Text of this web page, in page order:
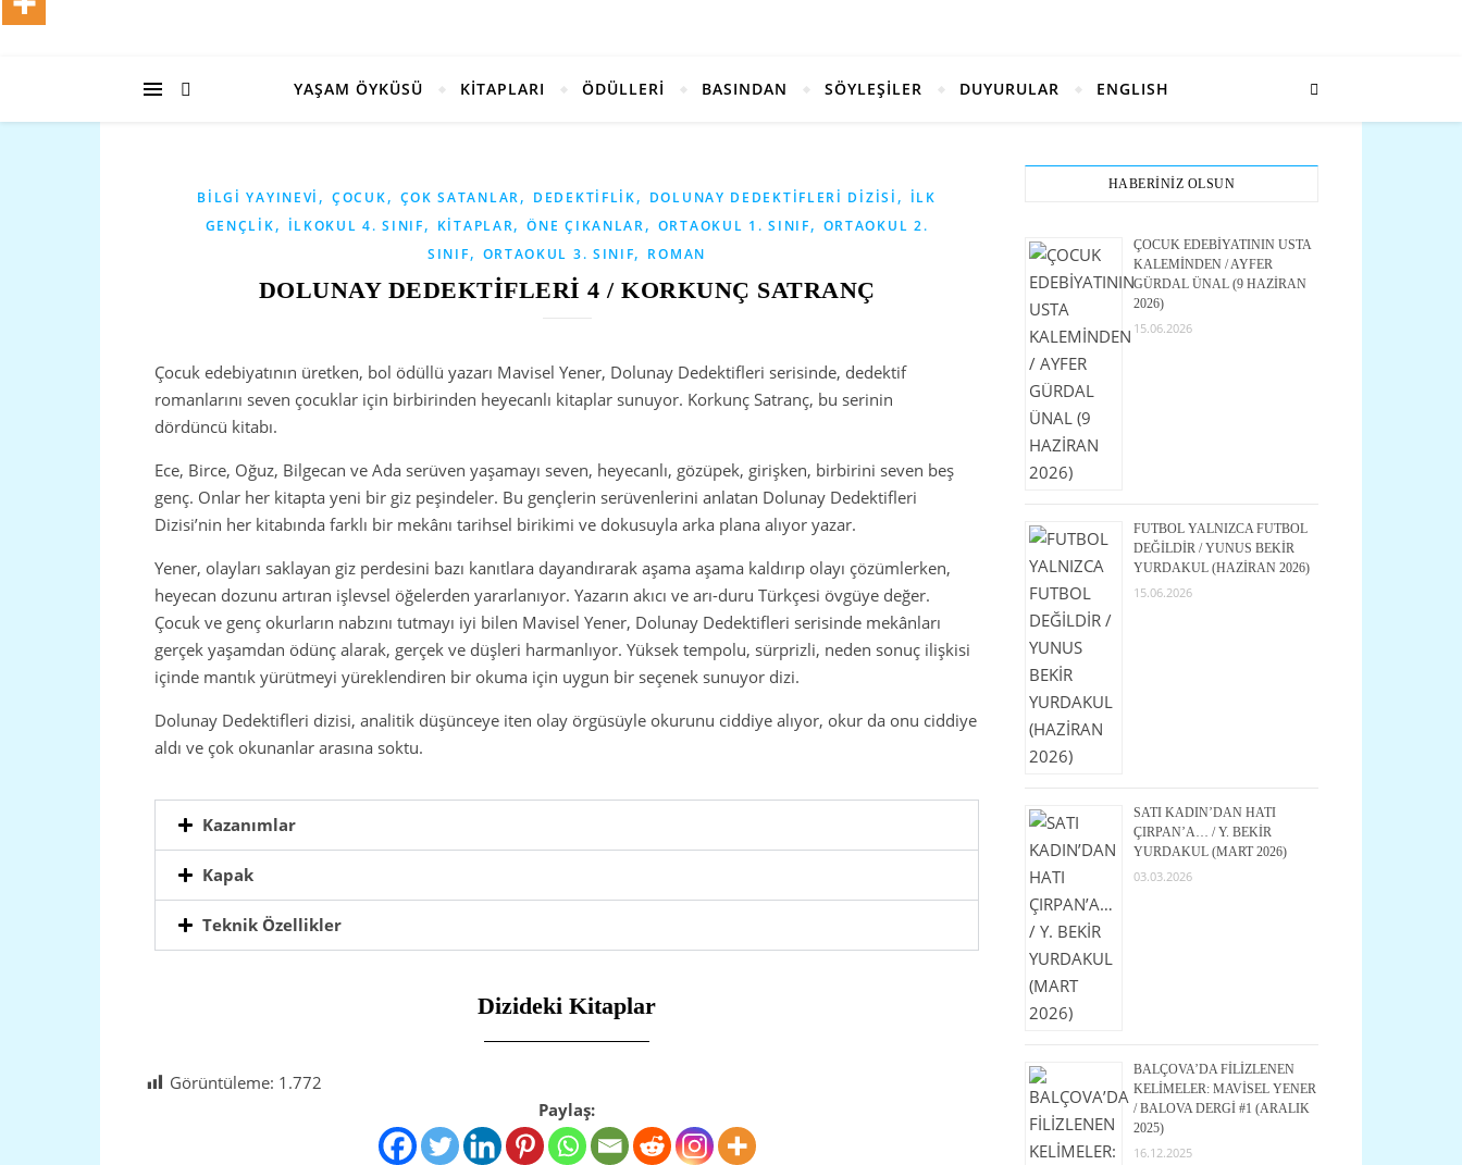
YAŞAM ÖYKÜSÜ KİTAPLARI ÖDÜLLERİ BASINDAN SÖYLEŞİLER DUYURULAR ENGLISH
BILGI YAYINEVI ,ÇOCUK, ÇOK SATANLAR, DEDEKTIFLIK, DOLUNAY DEDEKTIFLERI DIZISI , İLK
GENÇLIK, İLKOKUL 4. SINIF, KITAPLAR,ÖNE ÇIKANLAR, ORTAOKUL 1. SINIF, ORTAOKUL 2.
SINIF, ORTAOKUL 3. SINIF, ROMAN
DOLUNAY DEDEKTİFLERİ 4 / KORKUNÇ SATRANÇ
Çocuk edebiyatının üretken, bol ödüllü yazarı Mavisel Yener, Dolunay Dedektifleri serisinde, dedektif
romanlarını seven çocuklar için birbirinden heyecanlı kitaplar sunuyor. Korkunç Satranç, bu serinin
dördüncü kitabı.
Ece, Birce, Oğuz, Bilgecan ve Ada serüven yaşamayı seven, heyecanlı, gözüpek, girişken, birbirini seven beş
genç. Onlar her kitapta yeni bir giz peşindeler. Bu gençlerin serüvenlerini anlatan Dolunay Dedektifleri
Dizisi’nin her kitabında farklı bir mekânı tarihsel birikimi ve dokusuyla arka plana alıyor yazar.
Yener, olayları saklayan giz perdesini bazı kanıtlara dayandırarak aşama aşama kaldırıp olayı çözümlerken,
heyecan dozunu artıran işlevsel öğelerden yararlanıyor. Yazarın akıcı ve arı-duru Türkçesi övgüye değer.
Çocuk ve genç okurların nabzını tutmayı iyi bilen Mavisel Yener, Dolunay Dedektifleri serisinde mekânları
gerçek yaşamdan ödünç alarak, gerçek ve düşleri harmanlıyor. Yüksek tempolu, sürprizli, neden sonuç ilişkisi
içinde mantık yürütmeyi yüreklendiren bir okuma için uygun bir seçenek sunuyor dizi.
Dolunay Dedektifleri dizisi, analitik düşünceye iten olay örgüsüyle okurunu ciddiye alıyor, okur da onu ciddiye
aldı ve çok okunanlar arasına soktu.
Kazanımlar
Kapak
Teknik Özellikler
Dizideki Kitaplar
Görüntüleme: 1.772
Paylaş:
HABERİNİZ OLSUN
ÇOCUK EDEBİYATININ USTA
KALEMİNDEN / AYFER
GÜRDAL ÜNAL (9 HAZİRAN
2026)
15.06.2026
FUTBOL YALNIZCA FUTBOL
DEĞİLDİR / YUNUS BEKİR
YURDAKUL (HAZİRAN 2026)
15.06.2026
SATI KADIN’DAN HATI
ÇIRPAN’A… / Y. BEKİR
YURDAKUL (MART 2026)
03.03.2026
BALÇOVA’DA FİLİZLENEN
KELİMELER: MAVİSEL YENER
/ BALOVA DERGİ #1 (ARALIK
2025)
16.12.2025